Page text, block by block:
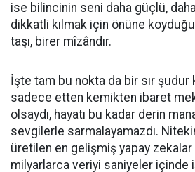
ise bilincinin seni daha güçlü,
dikkatli kılmak için önüne
taşı, birer mîzândır.
​İşte tam bu nokta da bir sır şudur
sadece etten kemikten ibaret
olsaydı, hayatı bu kadar derin
sevgilerle sarmalayamazdı.
üretilen en gelişmiş yapay
milyarlarca veriyi saniyeler içinde